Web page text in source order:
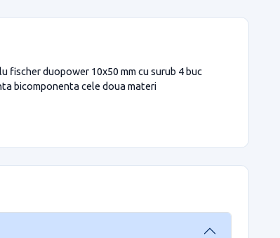
fischer duopower 10x50 mm cu surub 4 buc
bicomponenta cele doua materi